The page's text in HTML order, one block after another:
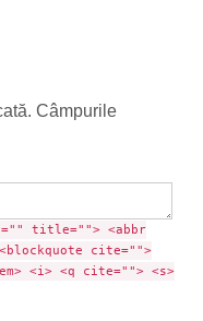
Câmpurile
title=""> <abbr
cite="">
<i> <q cite=""> <s>